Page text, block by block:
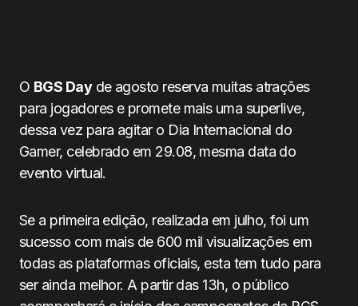
O BGS Dayde agosto reserva muitas atrações
para jogadores e promete mais uma superlive,
dessa vez para agitar o Dia Internacional do
Gamer, celebrado em 29.08, mesma data do
evento virtual.
Se a primeira edição, realizada em julho, foi um
sucesso com mais de 600 mil visualizações em
todas as plataformas oficiais, esta tem tudo para
ser ainda melhor. A partir das 13h, o público